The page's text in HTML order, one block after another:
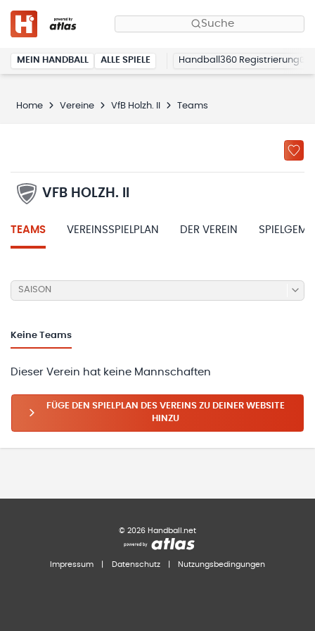
Suche
MEIN HANDBALL ALLE SPIELE Handball360 Registrierung
Home Vereine VfB Holzh. II Teams
VFB HOLZH. II
TEAMS VEREINSSPIELPLAN DER VEREIN
SAISON
Keine Teams
Dieser Verein hat keine Mannschaften
FÜGE DEN SPIELPLAN DES VEREINS ZU DEINER WEBSITE
HINZU
© 2026 Handball.net
Impressum Datenschutz Nutzungsbedingungen